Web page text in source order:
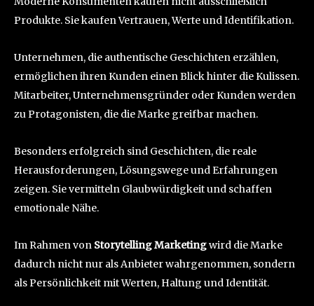
Produkte. Sie kaufen Vertrauen, Werte und Identifikation.
Unternehmen, die authentische Geschichten erzählen,
ermöglichen ihren Kunden einen Blick hinter die Kulissen.
Mitarbeiter, Unternehmensgründer oder Kunden werden
zu Protagonisten, die die Marke greifbar machen.
Besonders erfolgreich sind Geschichten, die reale
Herausforderungen, Lösungswege und Erfahrungen
zeigen. Sie vermitteln Glaubwürdigkeit und schaffen
emotionale Nähe.
Im Rahmen von Storytelling Marketingwird die Marke
dadurch nicht nur als Anbieter wahrgenommen, sondern
als Persönlichkeit mit Werten, Haltung und Identität.